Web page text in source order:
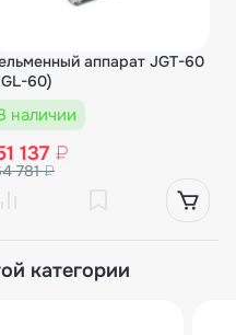
аппарат JGT-60
60)
наличии
137 ₽
781₽
категории